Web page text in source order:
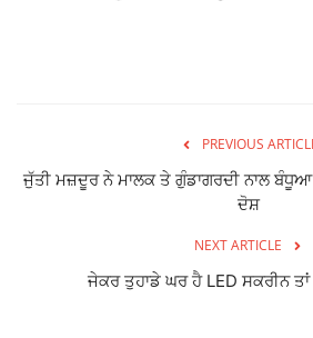
PREVIOUS
ਜੁੱਤੀ ਮਜ਼ਦੂਰ ਨੇ ਮਾਲਕ ਤੇ ਗੁੰਡਾਗਰਦੀ ਨਾਲ
ਦੋਸ਼
NEXT ARTICLE
ਜੇਕਰ ਤੁਹਾਡੇ ਘਰ ਹੈ LED ਸਕਰੀਨ ਤਾਂ